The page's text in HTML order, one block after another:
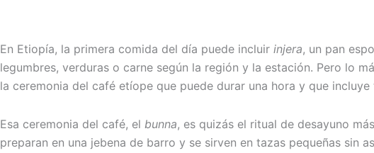
En Etiopía, la primera comida del día puede incluir injera, un pan
legumbres, verduras o carne según la región y la estación. Pero lo
la ceremonia del café etíope que puede durar una hora y que
Esa ceremonia del café, el bunna, es quizás el ritual de desayuno
preparan en una jebena de barro y se sirven en tazas pequeñas sin